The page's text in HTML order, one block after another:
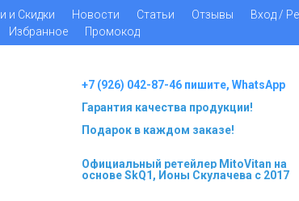
и Скидки Новости Статьи Отзывы
Вход /
Избранное Промокод
+7 (926) 042-87-46 пишите, WhatsApp
Гарантия качества продукции!
Подарок в каждом заказе!
Официальный ретейлер MitoVitan на
основе SkQ1, Ионы Скулачева c 2017